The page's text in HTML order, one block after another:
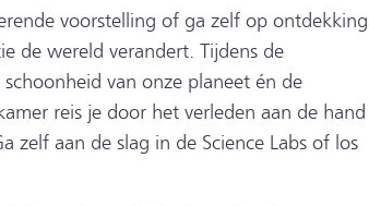
voorstelling of ga zelf op ontdekking
de wereld verandert. Tijdens de
van onze planeet én de
reis je door het verleden aan de hand
zelf aan de slag in de Science Labs of los